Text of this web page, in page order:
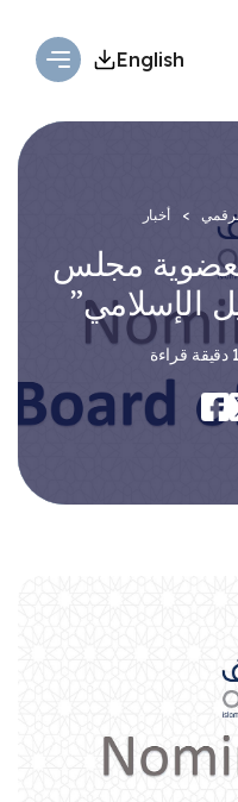
English
أخبار
مجلس
الإسلامي”
1 دقيقة قراءة